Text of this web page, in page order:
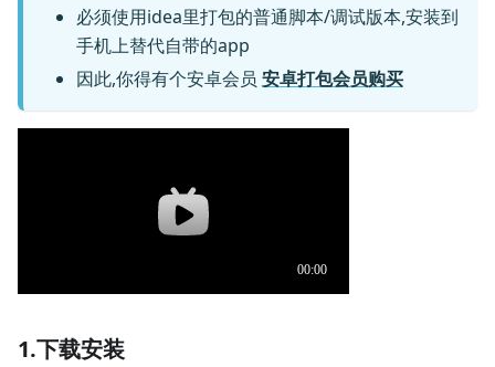
必须使用idea里打包的普通脚本/调试版本,安装到
手机上替代自带的app
因此,你得有个安卓会员 安卓打包会员购买
1.下载安装